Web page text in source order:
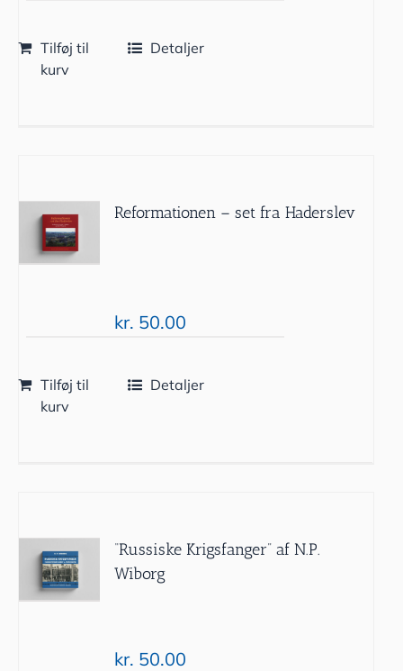
Tilføj til
kurv
Detaljer
Reformationen – set fra Haderslev
kr. 50.00
Tilføj til
kurv
Detaljer
“Russiske Krigsfanger” af N.P.
Wiborg
kr. 50.00